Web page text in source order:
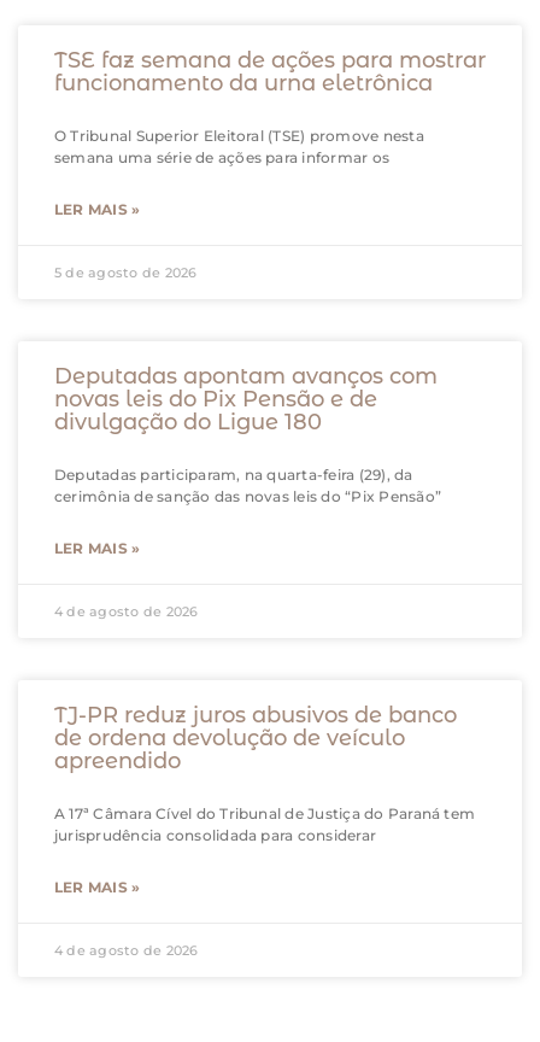
TSE faz semana de ações para mostrar
funcionamento da urna eletrônica
O Tribunal Superior Eleitoral (TSE) promove nesta
semana uma série de ações para informar os
LER MAIS »
5 de agosto de 2026
Deputadas apontam avanços com
novas leis do Pix Pensão e de
divulgação do Ligue 180
Deputadas participaram, na quarta-feira (29), da
cerimônia de sanção das novas leis do “Pix Pensão”
LER MAIS »
4 de agosto de 2026
TJ-PR reduz juros abusivos de banco
de ordena devolução de veículo
apreendido
A 17ª Câmara Cível do Tribunal de Justiça do Paraná tem
jurisprudência consolidada para considerar
LER MAIS »
4 de agosto de 2026